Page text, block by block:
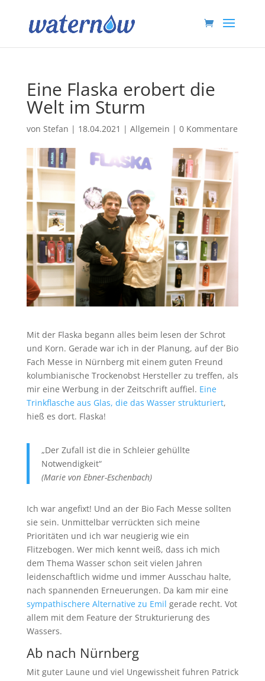
Eine Flaska erobert die
Welt im Sturm
von Stefan | 18.04.2021 | Allgemein | 0 Kommentare
Mit der Flaska begann alles beim lesen der Schrot
und Korn. Gerade war ich in der Planung, auf der Bio
Fach Messe in Nürnberg mit einem guten Freund
kolumbianische Trockenobst Hersteller zu treffen, als
mir eine Werbung in der Zeitschrift auffiel. Eine
Trinkflasche aus Glas, die das Wasser strukturiert,
hieß es dort. Flaska!
„Der Zufall ist die in Schleier gehüllte
Notwendigkeit“
(Marie von Ebner-Eschenbach)
Ich war angefixt! Und an der Bio Fach Messe sollten
sie sein. Unmittelbar verrückten sich meine
Prioritäten und ich war neugierig wie ein
Flitzebogen. Wer mich kennt weiß, dass ich mich
dem Thema Wasser schon seit vielen Jahren
leidenschaftlich widme und immer Ausschau halte,
nach spannenden Erneuerungen. Da kam mir eine
sympathischere Alternative zu Emil gerade recht. Vot
allem mit dem Feature der Strukturierung des
Wassers.
Ab nach Nürnberg
Mit guter Laune und viel Ungewissheit fuhren Patrick